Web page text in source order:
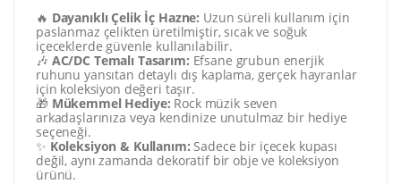
🔥 Dayanıklı Çelik İç Hazne: Uzun süreli kullanım için
paslanmaz çelikten üretilmiştir, sıcak ve soğuk
içeceklerde güvenle kullanılabilir.
🎶 AC/DC Temalı Tasarım: Efsane grubun enerjik
ruhunu yansıtan detaylı dış kaplama, gerçek hayranlar
için koleksiyon değeri taşır.
🎁 Mükemmel Hediye: Rock müzik seven
arkadaşlarınıza veya kendinize unutulmaz bir hediye
seçeneği.
✨ Koleksiyon & Kullanım: Sadece bir içecek kupası
değil, aynı zamanda dekoratif bir obje ve koleksiyon
ürünü.